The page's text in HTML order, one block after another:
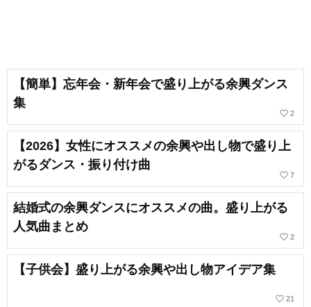
【簡単】忘年会・新年会で盛り上がる余興ダンス
集
favorite_border 2
【2026】女性にオススメの余興や出し物で盛り上
がるダンス・振り付け曲
favorite_border 7
結婚式の余興ダンスにオススメの曲。盛り上がる
人気曲まとめ
favorite_border 2
【子供会】盛り上がる余興や出し物アイデア集
favorite_border 21